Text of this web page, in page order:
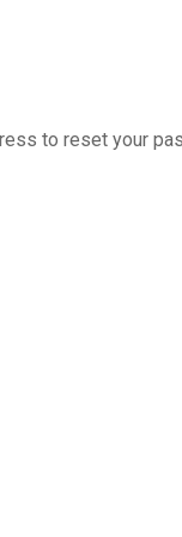
to reset your